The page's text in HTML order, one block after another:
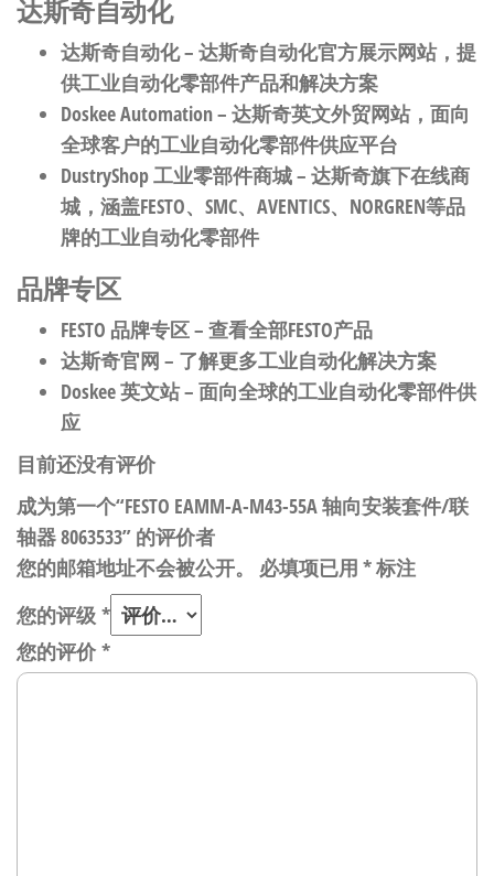
达斯奇自动化
达斯奇自动化– 达斯奇自动化官方展示网站，提
供工业自动化零部件产品和解决方案
Doskee Automation– 达斯奇英文外贸网站，面向
全球客户的工业自动化零部件供应平台
DustryShop 工业零部件商城– 达斯奇旗下在线商
城，涵盖FESTO、SMC、AVENTICS、NORGREN等品
牌的工业自动化零部件
品牌专区
FESTO 品牌专区– 查看全部FESTO产品
达斯奇官网 – 了解更多工业自动化解决方案
Doskee 英文站– 面向全球的工业自动化零部件供
应
目前还没有评价
成为第一个“FESTO EAMM-A-M43-55A 轴向安装套件/联
轴器 8063533” 的评价者
您的邮箱地址不会被公开。
必填项已用 *标注
您的评级 *
您的评价*